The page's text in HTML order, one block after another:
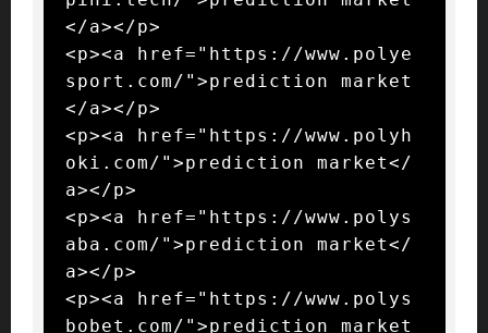
</a></p>
<p><a href="https://www.polye
sport.com/">prediction market
</a></p>
<p><a href="https://www.polyh
oki.com/">prediction market</
a></p>
<p><a href="https://www.polys
aba.com/">prediction market</
a></p>
<p><a href="https://www.polys
bobet.com/">prediction market